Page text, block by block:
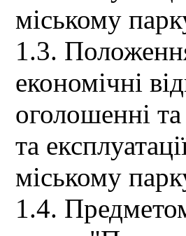
міському
1.3.
економічні
оголошенні
та
міському
1.4.